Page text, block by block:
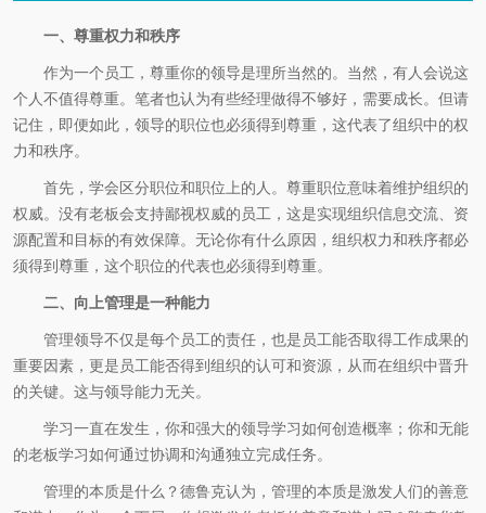
一、尊重权力和秩序
作为一个员工，尊重你的领导是理所当然的。当然，有人会说这
个人不值得尊重。笔者也认为有些经理做得不够好，需要成长。但请
记住，即便如此，领导的职位也必须得到尊重，这代表了组织中的权
力和秩序。
首先，学会区分职位和职位上的人。尊重职位意味着维护组织的
权威。没有老板会支持鄙视权威的员工，这是实现组织信息交流、资
源配置和目标的有效保障。无论你有什么原因，组织权力和秩序都必
须得到尊重，这个职位的代表也必须得到尊重。
二、向上管理是一种能力
管理领导不仅是每个员工的责任，也是员工能否取得工作成果的
重要因素，更是员工能否得到组织的认可和资源，从而在组织中晋升
的关键。这与领导能力无关。
学习一直在发生，你和强大的领导学习如何创造概率；你和无能
的老板学习如何通过协调和沟通独立完成任务。
管理的本质是什么？德鲁克认为，管理的本质是激发人们的善意